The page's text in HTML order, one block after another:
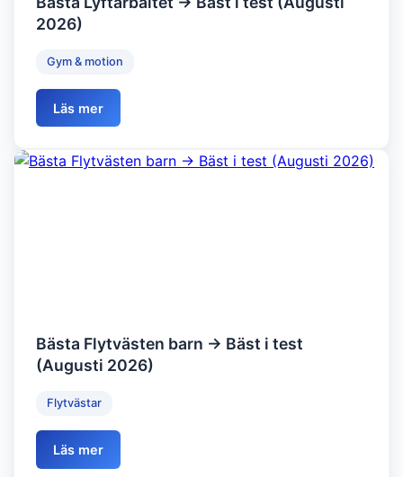
2026)
Gym & motion
Läs mer
Bästa Flytvästen barn → Bäst i test
(Augusti 2026)
Flytvästar
Läs mer